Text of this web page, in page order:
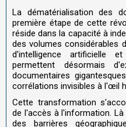
La dématérialisation des
première étape de cette
réside dans la capacité à
des volumes considérables
d'intelligence artificielle
permettent désormais
documentaires
corrélations invisibles à l'œil
Cette transformation
de l'accès à l'information.
des barrières